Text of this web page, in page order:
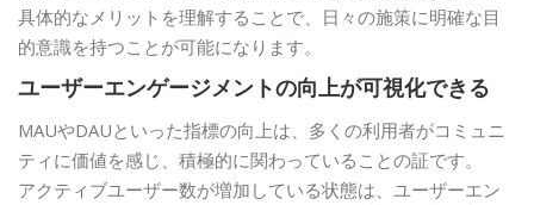
具体的なメリットを理解することで、日々の施策に明確な目
的意識を持つことが可能になります。
ユーザーエンゲージメントの向上が可視化できる
MAUやDAUといった指標の向上は、多くの利用者がコミュニ
ティに価値を感じ、積極的に関わっていることの証です。
アクティブユーザー数が増加している状態は、ユーザーエン